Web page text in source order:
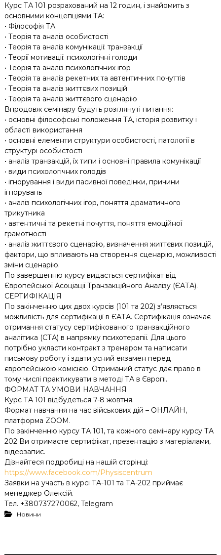
Курс ТА 101 розрахований на 12 годин, і знайомить з
основними концепціями ТА:
• Філософія ТА
• Теорія та аналіз особистості
• Теорія та аналіз комунікації: транзакції
• Теорії мотивації: психологічні голоди
• Теорія та аналіз психологічних ігор
• Теорія та аналіз рекетних та автентичних почуттів
• Теорія та аналіз життєвих позицій
• Теорія та аналіз життєвого сценарію
Впродовж семінару будуть розглянуті питання:
• основні філософські положення ТА, історія розвитку і
області використання
• основні елементи структури особистості, патології в
структурі особистості
• аналіз транзакцій, їх типи і основні правила комунікації
• види психологічних голодів
• ігнорування і види пасивної поведінки, причини
ігнорувань
• аналіз психологічних ігор, поняття драматичного
трикутника
• автентичні та рекетні почуття, поняття емоційної
грамотності
• аналіз життєвого сценарію, визначення життєвих позицій,
фактори, що впливають на створення сценарію, можливості
зміни сценарію.
По завершенню курсу видається сертифікат від
Європейської Асоціації Транзакційного Аналізу (ЄАТА).
СЕРТИФІКАЦІЯ
По закінченню цих двох курсів (101 та 202) з’являється
можливість для сертифікації в ЄАТА. Сертифікація означає
отримання статусу сертифікованого транзакційного
аналітика (СТА) в напрямку психотерапії. Для цього
потрібно укласти контракт з тренером та написати
письмову роботу і здати усний екзамен перед
європейською комісією. Отриманий статус дає право в
тому числі практикувати в методі ТА в Європі.
ФОРМАТ ТА УМОВИ НАВЧАННЯ
Курс ТА 101 відбудеться 7-8 жовтня.
Формат навчання на час військових дій – ОНЛАЙН,
платформа ZOOM.
По закінченню курсу ТА 101, та кожного семінару курсу ТА
202 Ви отримаєте сертифікат, презентацію з матеріалами,
відеозапис.
Дізнайтеся подробиці на нашій сторінці:
https://www.facebook.com/Physiscentrum
Заявки на участь в курсі ТА-101 та ТА-202 приймає
менеджер Олексій.
Тел. +380737270062, Telegram
Новини